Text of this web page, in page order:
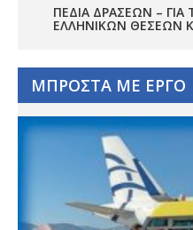
ΠΕΔΊΑ ΔΡΆΣΕΩΝ –
ΕΛΛΗΝΙΚΏΝ ΘΈΣΕΩΝ
ΜΠΡΟΣΤΑ ΜΕ ΕΡΓΟ